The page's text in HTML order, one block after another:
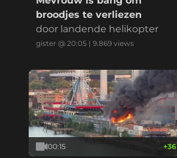
broodjes te verliezen
door landende helikopter
gister @ 20:05 | 9.869 views
00:15 +36